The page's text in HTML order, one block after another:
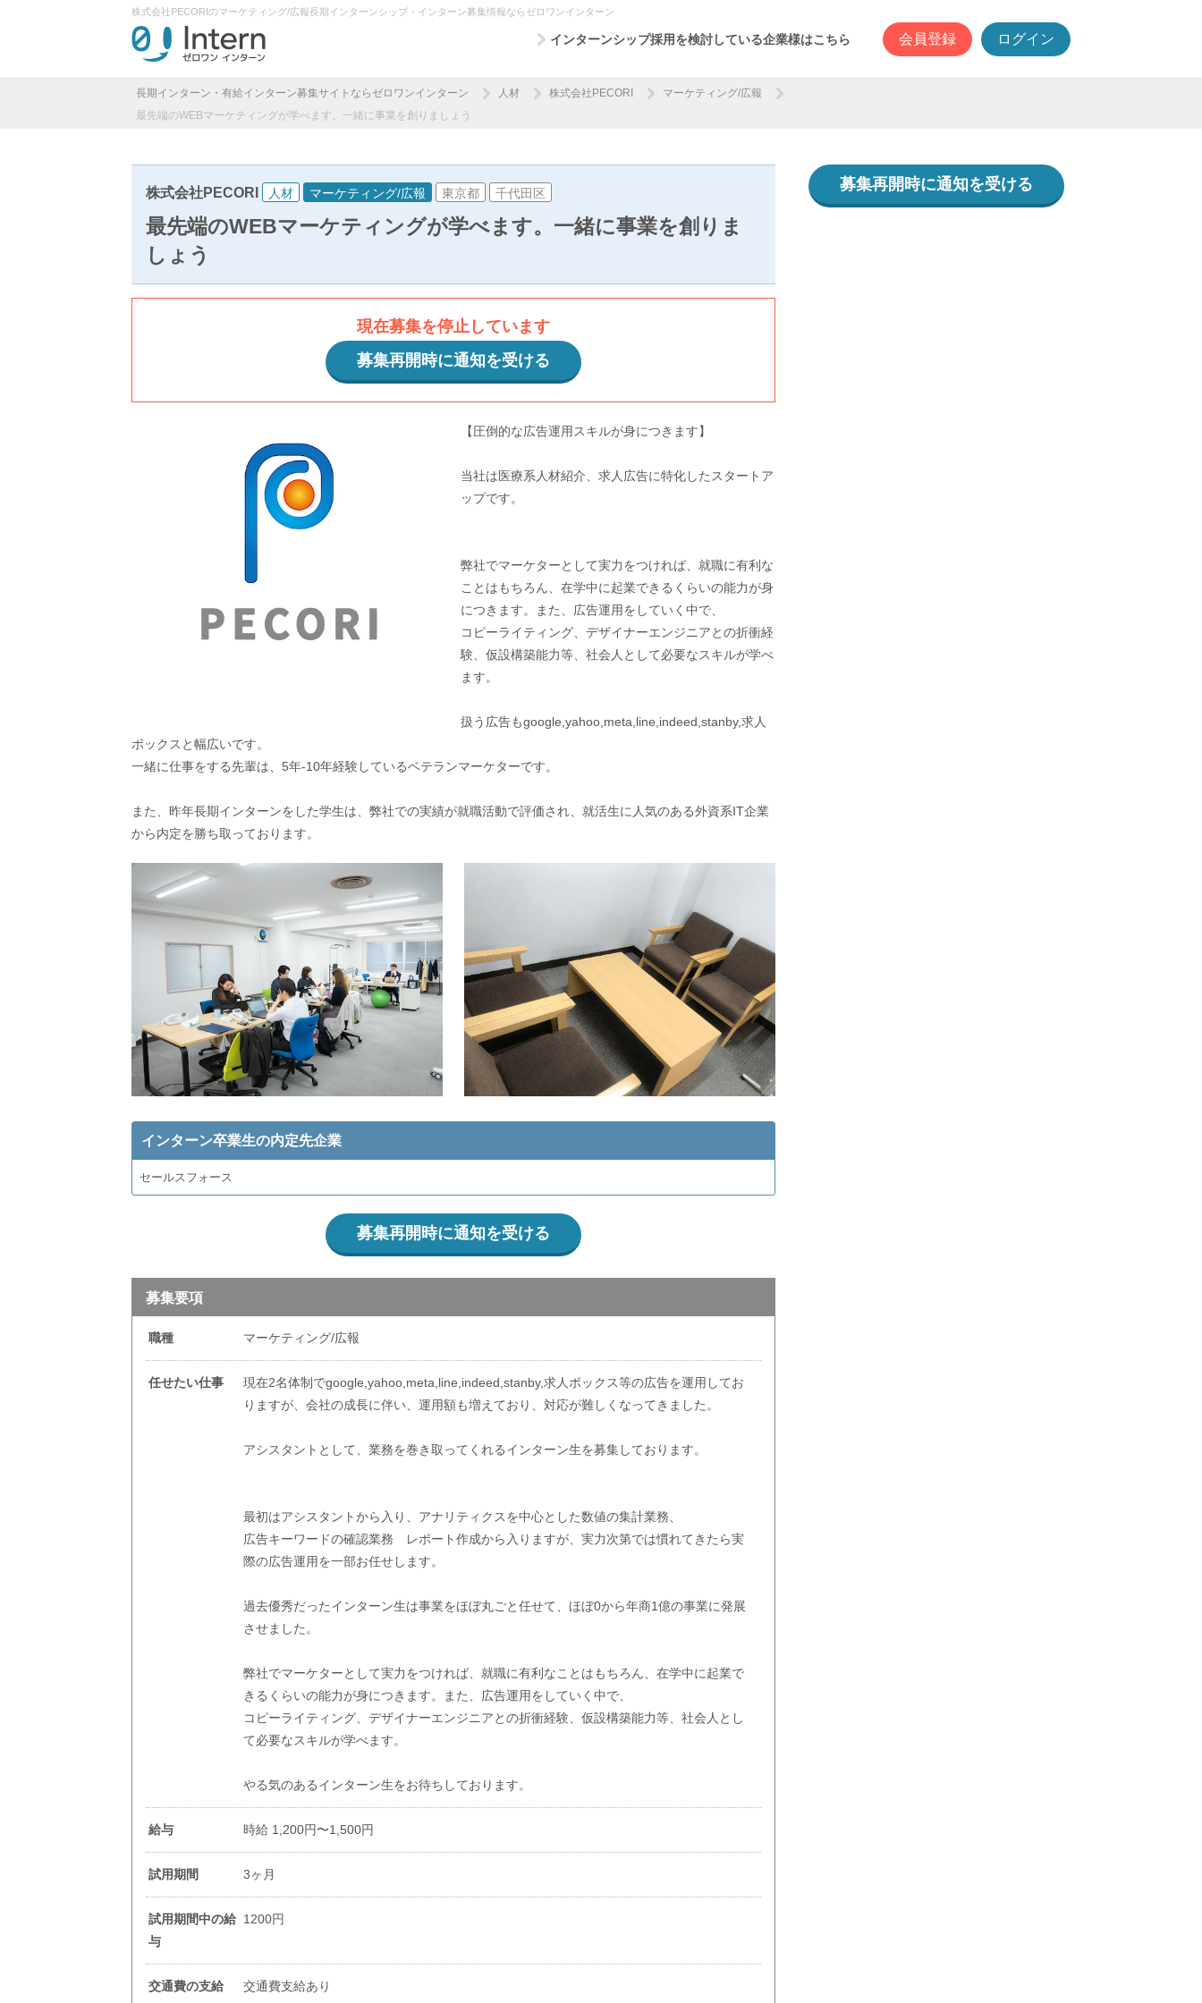
株式会社PECORIのマーケティング/広報長期インターンシップ・インターン募集情報ならゼロワンインターン
インターンシップ採用を検討している企業様はこちら 会員登録 ログイン
長期インターン・有給インターン募集サイトならゼロワンインターン 人材 株式会社PECORI
マーケティング/広報
最先端のWEBマーケティングが学べます。一緒に事業を創りましょう
株式会社PECORI 人材 マーケティング/広報 東京都 千代田区
最先端のWEBマーケティングが学べます。一緒に事業を創りま
しょう
現在募集を停止しています
募集再開時に通知を受ける
【圧倒的な広告運用スキルが身につきます】
当社は医療系人材紹介、求人広告に特化したスタートア
ップです。
弊社でマーケターとして実力をつければ、就職に有利な
ことはもちろん、在学中に起業できるくらいの能力が身
につきます。また、広告運用をしていく中で、
コピーライティング、デザイナーエンジニアとの折衝経
験、仮設構築能力等、社会人として必要なスキルが学べ
ます。
扱う広告もgoogle,yahoo,meta,line,indeed,stanby,求人
ボックスと幅広いです。
一緒に仕事をする先輩は、5年-10年経験しているベテランマーケターです。
また、昨年長期インターンをした学生は、弊社での実績が就職活動で評価され、就活生に人気のある外資系IT企業
から内定を勝ち取っております。
インターン卒業生の内定先企業
セールスフォース
募集再開時に通知を受ける
募集要項
職種 マーケティング/広報
任せたい仕事
現在2名体制でgoogle,yahoo,meta,line,indeed,stanby,求人ボックス等の広告を運用してお
りますが、会社の成長に伴い、運用額も増えており、対応が難しくなってきました。
アシスタントとして、業務を巻き取ってくれるインターン生を募集しております。
最初はアシスタントから入り、アナリティクスを中心とした数値の集計業務、
広告キーワードの確認業務 レポート作成から入りますが、実力次第では慣れてきたら実
際の広告運用を一部お任せします。
過去優秀だったインターン生は事業をほぼ丸ごと任せて、ほぼ0から年商1億の事業に発展
させました。
弊社でマーケターとして実力をつければ、就職に有利なことはもちろん、在学中に起業で
きるくらいの能力が身につきます。また、広告運用をしていく中で、
コピーライティング、デザイナーエンジニアとの折衝経験、仮設構築能力等、社会人とし
て必要なスキルが学べます。
やる気のあるインターン生をお待ちしております。
給与 時給 1,200円〜1,500円
試用期間 3ヶ月
試用期間中の給
与
1200円
交通費の支給 交通費支給あり
募集再開時に通知を受ける